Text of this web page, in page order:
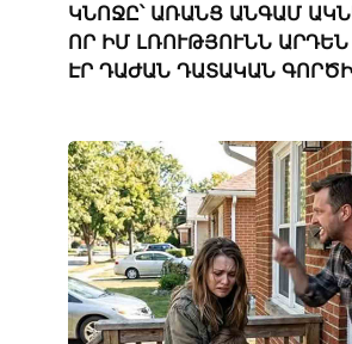
ԿՆՈՋԸ՝ ԱՌԱՆՑ ԱՆԳԱՄ
ՈՐ ԻՄ ԼՌՈՒԹՅՈՒՆՆ
ԷՐ ԴԱԺԱՆ ԴԱՏԱԿԱՆ ԳՈՐԾԻ